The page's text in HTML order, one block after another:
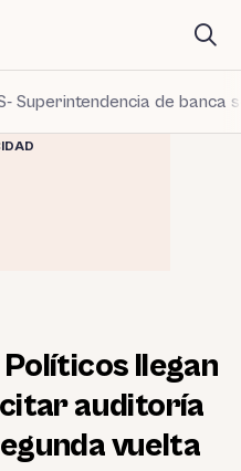
Superintendencia de banca
llegan
auditoría
vuelta